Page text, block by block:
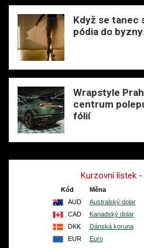
Když se tanec
pódia do
Wrapstyle
centrum
fólií
Kurzovní lístek